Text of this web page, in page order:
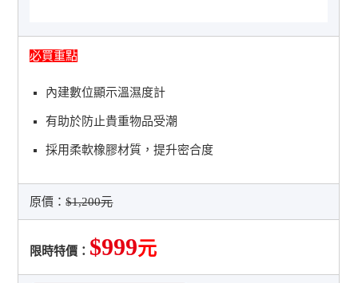
必買重點
內建數位顯示溫濕度計
有助於防止貴重物品受潮
採用柔軟橡膠材質，提升密合度
原價：$1,200元
限時特價： $999元